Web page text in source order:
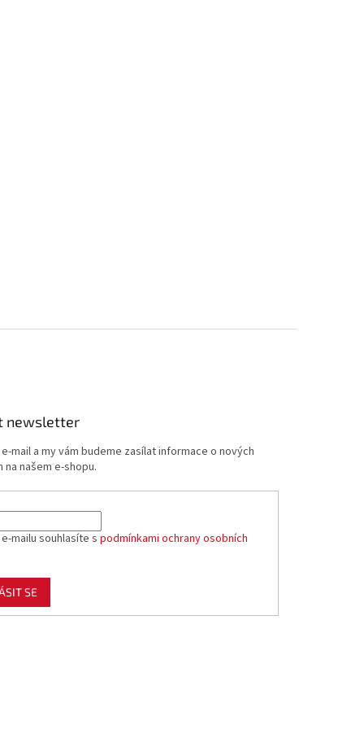
newsletter
mail a my vám budeme zasílat informace o nových
našem e-shopu.
mailu souhlasíte spodmínkami ochrany osobních
SE